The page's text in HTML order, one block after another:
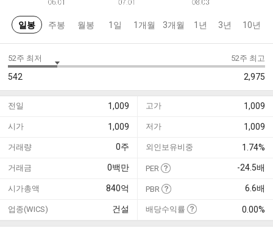
일봉 주봉 월봉 1일 1개월 3개월 1년 3년 10년
52주 최저
542
52주 최고
2,975
전일 1,009 고가 1,009
시가 1,009 저가 1,009
거래량 0주 외인보유비중 1.74%
거래금 0백만 PER -24.5배
시가총액 840억 PBR 6.6배
업종(WICS) 건설 배당수익률 0.00%